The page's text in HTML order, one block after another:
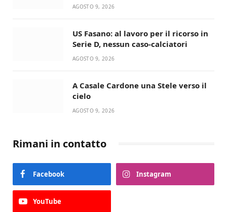
ancora decisa”
AGOSTO 9, 2026
US Fasano: al lavoro per il ricorso in
Serie D, nessun caso-calciatori
AGOSTO 9, 2026
A Casale Cardone una Stele verso il
cielo
AGOSTO 9, 2026
Rimani in contatto
Facebook Instagram
YouTube